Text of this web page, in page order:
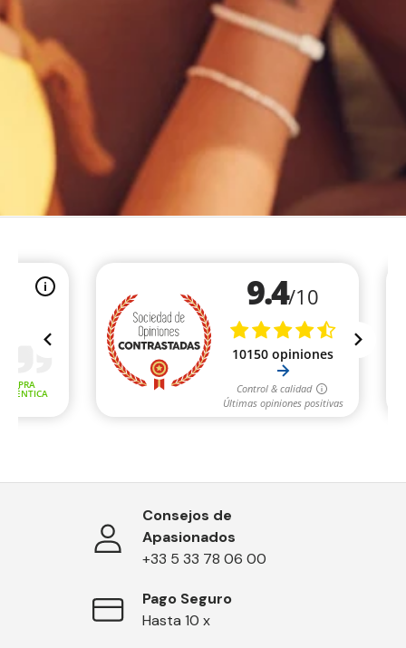
Consejos de
Apasionados
+33 5 33 78 06 00
Pago Seguro
Hasta 10 x